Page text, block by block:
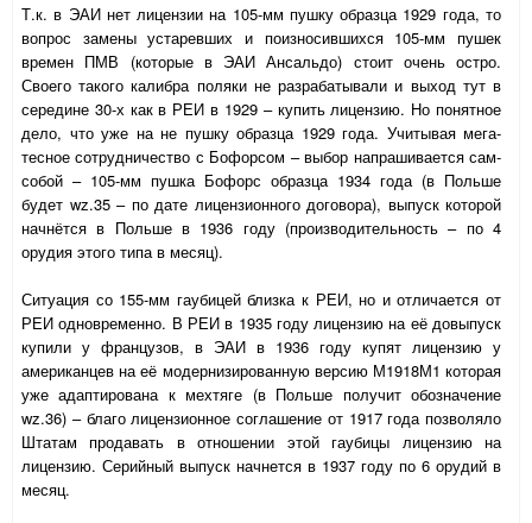
Т.к. в ЭАИ нет лицензии на 105-мм пушку образца 1929 года, то
вопрос замены устаревших и поизносившихся 105-мм пушек
времен ПМВ (которые в ЭАИ Ансальдо) стоит очень остро.
Своего такого калибра поляки не разрабатывали и выход тут в
середине 30-х как в РЕИ в 1929 – купить лицензию. Но понятное
дело, что уже на не пушку образца 1929 года. Учитывая мега-
тесное сотрудничество с Бофорсом – выбор напрашивается сам-
собой – 105-мм пушка Бофорс образца 1934 года (в Польше
будет wz.35 – по дате лицензионного договора), выпуск которой
начнётся в Польше в 1936 году (производительность – по 4
орудия этого типа в месяц).
Ситуация со 155-мм гаубицей близка к РЕИ, но и отличается от
РЕИ одновременно. В РЕИ в 1935 году лицензию на её довыпуск
купили у французов, в ЭАИ в 1936 году купят лицензию у
американцев на её модернизированную версию М1918М1 которая
уже адаптирована к мехтяге (в Польше получит обозначение
wz.36) – благо лицензионное соглашение от 1917 года позволяло
Штатам продавать в отношении этой гаубицы лицензию на
лицензию. Серийный выпуск начнется в 1937 году по 6 орудий в
месяц.